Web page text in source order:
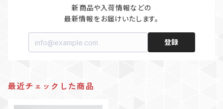
新商品や入荷情報などの
最新情報をお届けいたします。
登録
最近チェックした商品